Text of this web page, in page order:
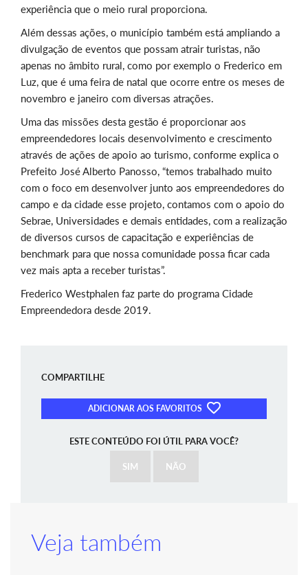
experiência que o meio rural proporciona.
Além dessas ações, o município também está ampliando a
divulgação de eventos que possam atrair turistas, não
apenas no âmbito rural, como por exemplo o Frederico em
Luz, que é uma feira de natal que ocorre entre os meses de
novembro e janeiro com diversas atrações.
Uma das missões desta gestão é proporcionar aos
empreendedores locais desenvolvimento e crescimento
através de ações de apoio ao turismo, conforme explica o
Prefeito José Alberto Panosso, “temos trabalhado muito
com o foco em desenvolver junto aos empreendedores do
campo e da cidade esse projeto, contamos com o apoio do
Sebrae, Universidades e demais entidades, com a realização
de diversos cursos de capacitação e experiências de
benchmark para que nossa comunidade possa ficar cada
vez mais apta a receber turistas”.
Frederico Westphalen faz parte do programa Cidade
Empreendedora desde 2019.
COMPARTILHE
ADICIONAR AOS FAVORITOS
ESTE CONTEÚDO FOI ÚTIL PARA VOCÊ?
SIM NÃO
Veja também